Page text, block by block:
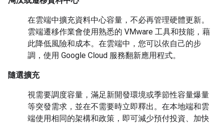
在雲端中擴充資料中心容量，不必再管理硬體更新。
雲端遷移作業會使用熟悉的 VMware 工具和技能，藉
此降低風險和成本。在雲端中，您可以依自己的步
調，使用 Google Cloud 服務翻新應用程式。
隨選擴充
視需要調度容量，滿足新開發環境或季節性容量爆量
等突發需求，並在不需要時立即釋出。在本地端和雲
端使用相同的架構和政策，即可減少預付投資、加快